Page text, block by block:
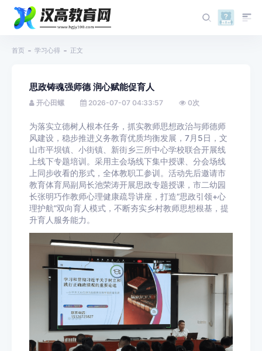
首页 学习心得 正文
思政铸魂强师德 润心赋能促育人
开心田螺 2026-07-07 04:33:57 0次
为落实立德树人根本任务，抓实教师思想政治与师德师
风建设，稳步推进义务教育优质均衡发展，7月5日，文
山市平坝镇、小街镇、新街乡三所中心学校联合开展线
上线下专题培训。采用主会场线下集中授课、分会场线
上同步收看的形式，全体教职工参训。活动先后邀请市
教育体育局副局长池荣涛开展思政专题授课，市二幼园
长张明巧作教师心理健康疏导讲座，打造“思政引领+心
理护航”双向育人模式，不断夯实乡村教师思想根基，提
升育人服务能力。